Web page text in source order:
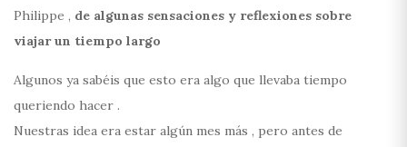
Philippe , de algunas sensaciones y reflexiones sobre
viajar un tiempo largo
Algunos ya sabéis que esto era algo que llevaba tiempo
queriendo hacer .
Nuestras idea era estar algún mes más , pero antes de